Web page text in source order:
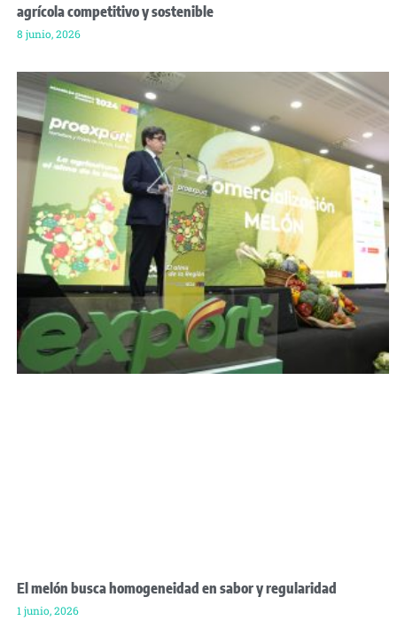
agrícola competitivo y sostenible
8 junio, 2026
El melón busca homogeneidad en sabor y regularidad
1 junio, 2026